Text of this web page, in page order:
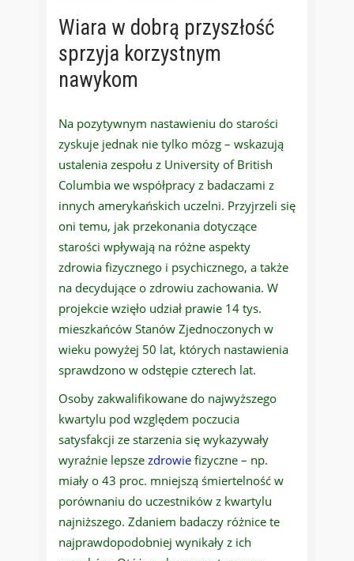
Wiara w dobrą przyszłość
sprzyja korzystnym
nawykom
Na pozytywnym nastawieniu do starości
zyskuje jednak nie tylko mózg – wskazują
ustalenia zespołu z University of British
Columbia we współpracy z badaczami z
innych amerykańskich uczelni. Przyjrzeli się
oni temu, jak przekonania dotyczące
starości wpływają na różne aspekty
zdrowia fizycznego i psychicznego, a także
na decydujące o zdrowiu zachowania. W
projekcie wzięło udział prawie 14 tys.
mieszkańców Stanów Zjednoczonych w
wieku powyżej 50 lat, których nastawienia
sprawdzono w odstępie czterech lat.
Osoby zakwalifikowane do najwyższego
kwartylu pod względem poczucia
satysfakcji ze starzenia się wykazywały
wyraźnie lepsze zdrowie fizyczne – np.
miały o 43 proc. mniejszą śmiertelność w
porównaniu do uczestników z kwartylu
najniższego. Zdaniem badaczy różnice te
najprawdopodobniej wynikały z ich